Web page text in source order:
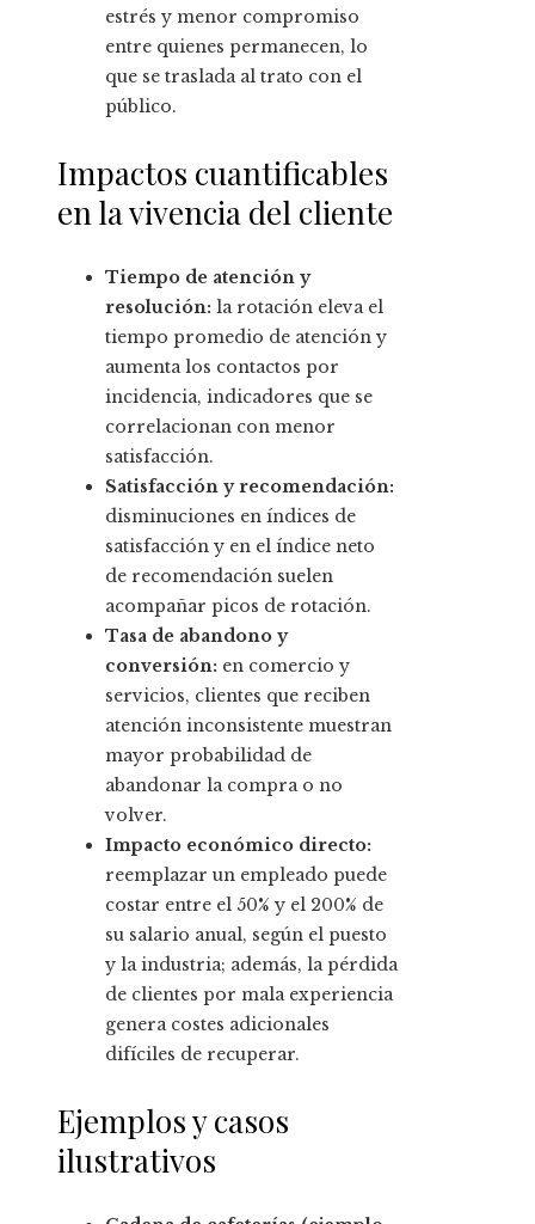
estrés y menor compromiso
entre quienes permanecen, lo
que se traslada al trato con el
público.
Impactos cuantificables
en la vivencia del cliente
Tiempo de atención y
resolución: la rotación eleva el
tiempo promedio de atención y
aumenta los contactos por
incidencia, indicadores que se
correlacionan con menor
satisfacción.
Satisfacción y recomendación:
disminuciones en índices de
satisfacción y en el índice neto
de recomendación suelen
acompañar picos de rotación.
Tasa de abandono y
conversión: en comercio y
servicios, clientes que reciben
atención inconsistente muestran
mayor probabilidad de
abandonar la compra o no
volver.
Impacto económico directo:
reemplazar un empleado puede
costar entre el 50% y el 200% de
su salario anual, según el puesto
y la industria; además, la pérdida
de clientes por mala experiencia
genera costes adicionales
difíciles de recuperar.
Ejemplos y casos
ilustrativos